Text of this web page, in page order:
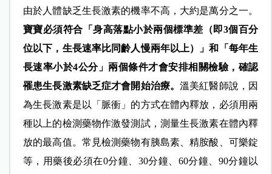
由於人體缺乏生長激素的機率不高，大約是萬分之一。
寶寶必須符合「身高落點小於兩個標準差（即3個百分
位以下，生長速率比同齡人慢兩年以上）」和「每年生
長速率小於4公分」兩個條件才會安排相關檢驗，確認
罹患生長激素缺乏症才會開始治療。溫美紅醫師說，因
為生長激素是以「脈衝」的方式在體內釋放，必須用兩
種以上的檢測藥物作激發測試，測量生長激素在體內釋
放的最高值。常見檢測藥物有胰島素、精胺酸、可樂錠
等，用藥後必須在0分鐘、30分鐘、60分鐘、90分鐘以